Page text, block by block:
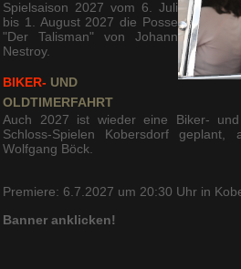
Spielsaison 2027 vom 6. Juli
bis 1. August 2027 die Posse
"Der Talisman" von Johann
Nestroy.
BIKER- UND
OLDTIMERFAHRT
Auch 2027 ist wieder eine Biker-
Schloss-Spielen Kobersdorf geplant,
Wolfgang Böck.
Premiere: 6.7.2027 um 20:30 Uhr in
Banner anklicken!